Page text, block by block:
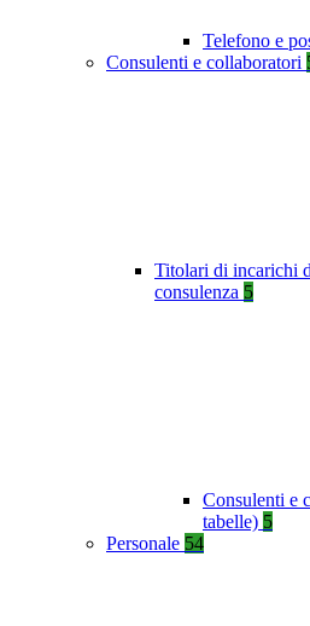
Telefono e
Consulenti e collaboratori
Titolari di incarichi
consulenza 5
Consulenti e
tabelle) 5
Personale 54